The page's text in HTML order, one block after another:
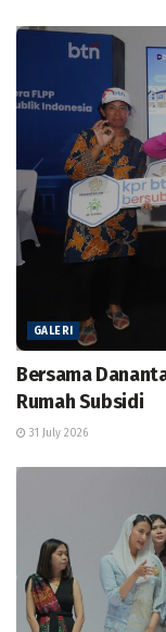
GALERI
Bersama
Rumah Subsidi
31 July 2026